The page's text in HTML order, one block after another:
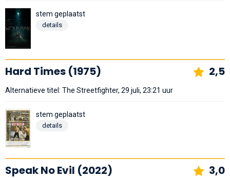
stem geplaatst
details
Hard Times (1975) 2,5
Alternatieve titel: The Streetfighter, 29 juli, 23:21 uur
stem geplaatst
details
Speak No Evil (2022) 3,0